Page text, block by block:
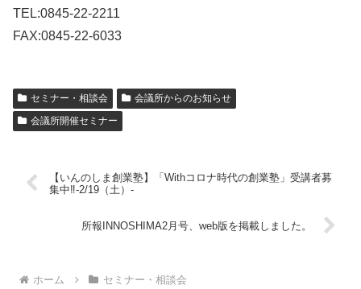
TEL:0845-22-2211
FAX:0845-22-6033
セミナー・相談会
会議所からのお知らせ
会議所開催セミナー
【いんのしま創業塾】「Withコロナ時代の創業塾」受講者募
集中‼-2/19（土）-
所報INNOSHIMA2月号、web版を掲載しました。
ホーム セミナー・相談会